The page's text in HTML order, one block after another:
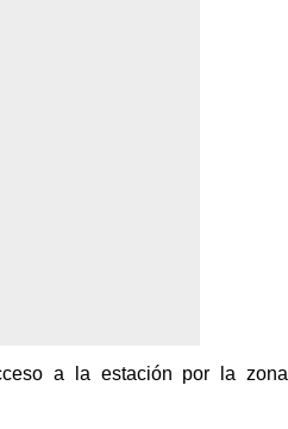
a la estación por la zona